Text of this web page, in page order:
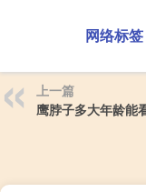
网络标签
上一篇
鹰脖子多大年龄能